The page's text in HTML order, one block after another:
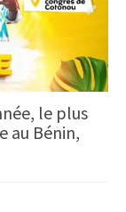
le plus
au Bénin,